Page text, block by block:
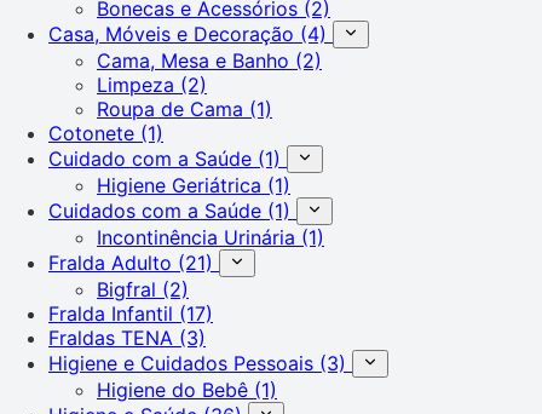
Bonecas e Acessórios (2)
Casa, Móveis e Decoração (4)
Cama, Mesa e Banho (2)
Limpeza (2)
Roupa de Cama (1)
Cotonete (1)
Cuidado com a Saúde (1)
Higiene Geriátrica (1)
Cuidados com a Saúde (1)
Incontinência Urinária (1)
Fralda Adulto (21)
Bigfral (2)
Fralda Infantil (17)
Fraldas TENA (3)
Higiene e Cuidados Pessoais (3)
Higiene do Bebê (1)